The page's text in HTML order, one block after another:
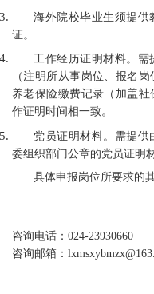
海外院校毕业生须提供
证。
工作经历证明材料。需
（注明所从事岗位、报名
养老保险缴费记录（加盖
作证明时间相一致。
党员证明材料。需提
委组织部门公章的党员证明
具体申报岗位所要求的
咨询电话：024-23930660
咨询邮箱：